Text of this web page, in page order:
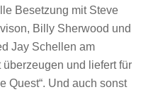
Besetzung mit Steve
Billy Sherwood und
Jay Schellen am
und liefert für
Quest“. Und auch sonst